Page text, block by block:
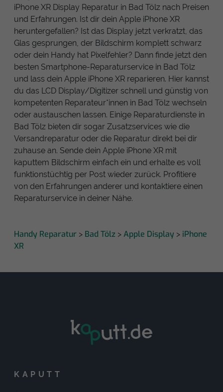
iPhone XR Display Reparatur in Bad Tölz nach Preisen
und Erfahrungen. Ist dir dein Apple iPhone XR
heruntergefallen? Ist das Display jetzt verkratzt, das
Glas gesprungen, der Bildschirm komplett schwarz
oder dein Handy hat Pixelfehler? Dann finde jetzt den
besten Smartphone-Reparaturservice in Bad Tölz
und lass dein Apple iPhone XR reparieren. Hier kannst
du das LCD Display/Digitizer schnell und günstig von
kompetenten Reparateur*innen in Bad Tölz wechseln
oder austauschen lassen. Einige Reparaturdienste in
Bad Tölz bieten dir sogar Zusatzservices wie die
Versandreparatur oder die Reparatur direkt bei dir
zuhause an. Sende dein Apple iPhone XR mit
kaputtem Bildschirm einfach ein und erhalte es voll
funktionstüchtig per Post wieder zurück. Profitiere
von den Erfahrungen anderer und kontaktiere einen
Reparaturservice in deiner Nähe.
Handy Reparatur > Bad Tölz > Apple Display > iPhone
XR
KAPUTT